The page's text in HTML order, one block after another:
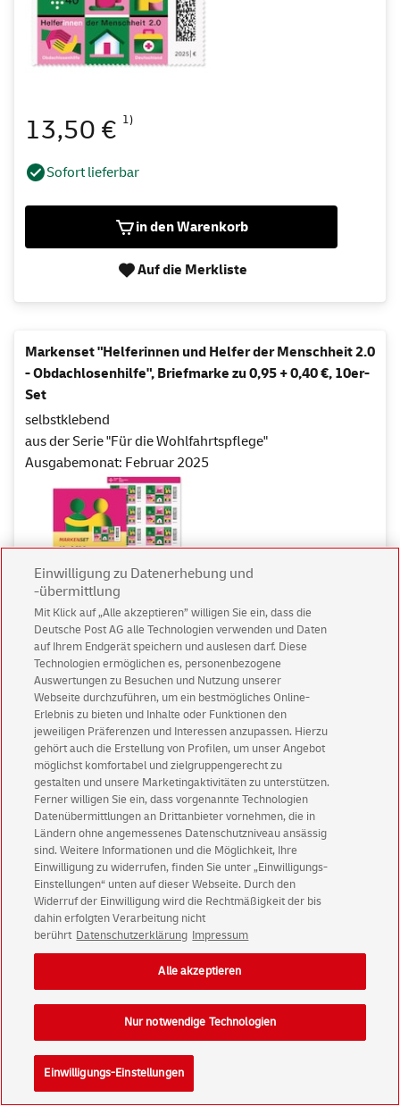
13,50 € 1)
Sofort lieferbar
in den Warenkorb
Auf die Merkliste
Markenset "Helferinnen und Helfer der Menschheit 2.0
- Obdachlosenhilfe", Briefmarke zu 0,95 + 0,40 €, 10er-
Set
selbstklebend
aus der Serie "Für die Wohlfahrtspflege"
Ausgabemonat: Februar 2025
13,50 €1)
Sofort lieferbar
in den Warenkorb
Auf die Merkliste
Helferinnen und Helfer der Menschheit 2.0 -
"Suchthilfe", Briefmarke zu 1,10 + 0,45 €, 10er-Bogen
nassklebend
aus der Serie "Für die Wohlfahrtspflege"
Ausgabemonat: Februar 2025
Einwilligung zu Datenerhebung und
-übermittlung
Mit Klick auf „Alle akzeptieren” willigen Sie ein, dass die
Deutsche Post AG alle Technologien verwenden und Daten
auf Ihrem Endgerät speichern und auslesen darf. Diese
Technologien ermöglichen es, personenbezogene
Auswertungen zu Besuchen und Nutzung unserer
Webseite durchzuführen, um ein bestmögliches Online-
Erlebnis zu bieten und Inhalte oder Funktionen den
jeweiligen Präferenzen und Interessen anzupassen. Hierzu
gehört auch die Erstellung von Profilen, um unser Angebot
möglichst komfortabel und zielgruppengerecht zu
gestalten und unsere Marketingaktivitäten zu unterstützen.
Ferner willigen Sie ein, dass vorgenannte Technologien
Datenübermittlungen an Drittanbieter vornehmen, die in
Ländern ohne angemessenes Datenschutzniveau ansässig
sind. Weitere Informationen und die Möglichkeit, Ihre
Einwilligung zu widerrufen, finden Sie unter „Einwilligungs-
Einstellungen“ unten auf dieser Webseite. Durch den
Widerruf der Einwilligung wird die Rechtmäßigkeit der bis
dahin erfolgten Verarbeitung nicht
berührt Datenschutzerklärung Impressum
Einwilligungs-Einstellungen
Nur notwendige Technologien
Alle akzeptieren